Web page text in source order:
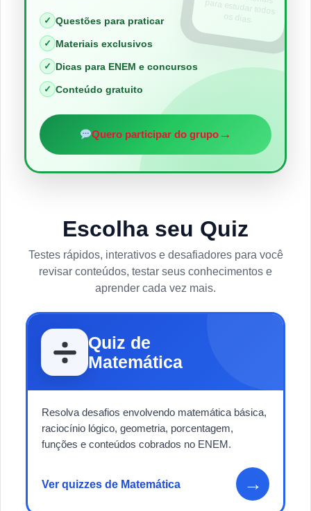
✓ Questões para praticar
✓ Materiais exclusivos
✓ Dicas para ENEM e concursos
✓ Conteúdo gratuito
Quero participar do grupo→
os dias.
Escolha seu Quiz
Testes rápidos, interativos e desafiadores para você
revisar conteúdos, testar seus conhecimentos e
aprender cada vez mais.
Quiz de
Matemática
Resolva desafios envolvendo matemática básica,
raciocínio lógico, geometria, porcentagem,
funções e conteúdos cobrados no ENEM.
Ver quizzes de Matemática →